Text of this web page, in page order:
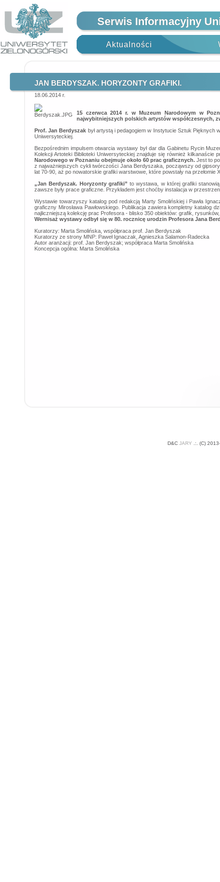
Serwis Informacyjny
Aktualności
JAN BERDYSZAK. HORYZONTY GRAFIKI.
18.06.2014 r.
15 czerwca 2014 r. w Muzeum Narodowym w
najwybitniejszych polskich artystów współczesnych,
Prof. Jan Berdyszak był artystą i pedagogiem w Instytucie Sztuk Pięknych
Uniwersyteckiej.
Bezpośrednim impulsem otwarcia wystawy był dar dla Gabinetu Rycin
Kolekcji Artoteki Biblioteki Uniwersyteckiej znajduje się również
Narodowego w Poznaniu obejmuje około 60 prac graficznych. Jest to
z najważniejszych cykli twórczości Jana Berdyszaka, począwszy od
lat 70-90, aż po nowatorskie grafiki warstwowe, które powstały na przełomie
„Jan Berdyszak. Horyzonty grafiki” to wystawa, w której grafiki
zawsze były prace graficzne. Przykładem jest choćby instalacja w
Wystawie towarzyszy katalog pod redakcją Marty Smolińskiej i Pawła
graficzny Mirosława Pawłowskiego. Publikacja zawiera kompletny katalog
najliczniejszą kolekcję prac Profesora - blisko 350 obiektów: grafik,
Wernisaż wystawy odbył się w 80. rocznicę urodzin Profesora Jana
Kuratorzy: Marta Smolińska, współpraca prof. Jan Berdyszak
Kuratorzy ze strony MNP: Paweł Ignaczak, Agnieszka Salamon-Radecka
Autor aranżacji: prof. Jan Berdyszak; współpraca Marta Smolińska
Koncepcja ogólna: Marta Smolińska
D&C JARY .: (C)